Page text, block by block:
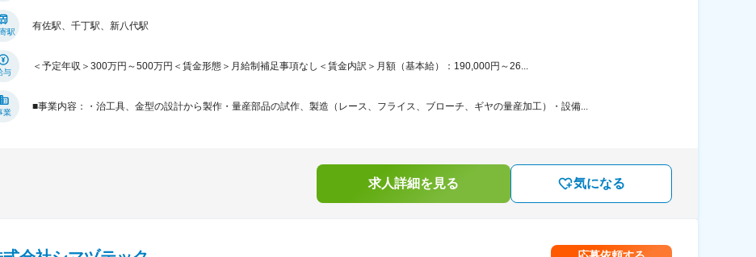
駅
有佐駅、千丁駅、新八代駅
与
＜予定年収＞300万円～500万円＜賃金形態＞月給制補足事項なし＜賃金内訳＞月額（基本給）：190,000円～26...
業
■事業内容：・治工具、金型の設計から製作・量産部品の試作、製造（レース、フライス、ブローチ、ギヤの量産加工）・設備...
求人詳細を見る 気になる